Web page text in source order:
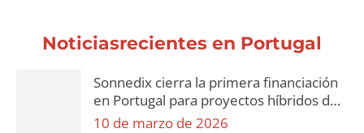
Noticiasrecientes en Portugal
Sonnedix cierra la primera financiación
en Portugal para proyectos híbridos de
almacenamiento con baterías
10 de marzo de 2026